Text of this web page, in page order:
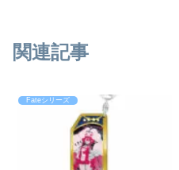
関連記事
Fateシリーズ